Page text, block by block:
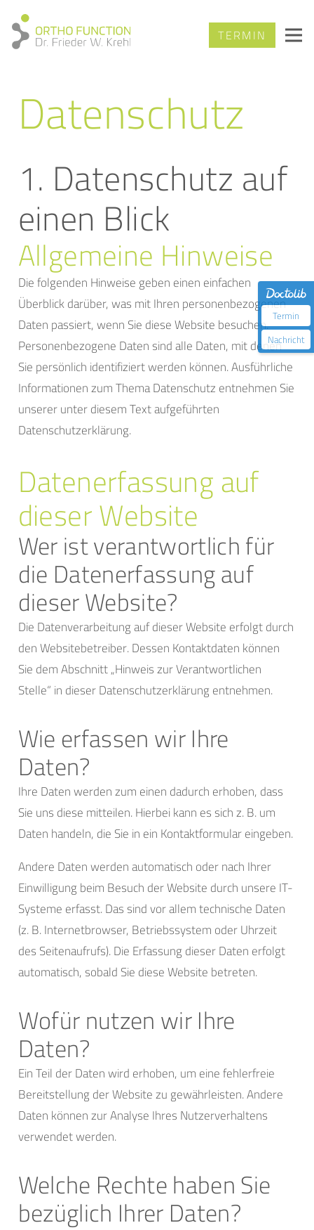
TERMIN
Datenschutz
1. Datenschutz auf
einen Blick
Allgemeine Hinweise
Die folgenden Hinweise geben einen einfachen
Überblick darüber, was mit Ihren personenbezogenen
Daten passiert, wenn Sie diese Website besuchen.
Personenbezogene Daten sind alle Daten, mit denen
Sie persönlich identifiziert werden können. Ausführliche
Informationen zum Thema Datenschutz entnehmen Sie
unserer unter diesem Text aufgeführten
Datenschutzerklärung.
Datenerfassung auf
dieser Website
Wer ist verantwortlich für
die Datenerfassung auf
dieser Website?
Die Datenverarbeitung auf dieser Website erfolgt durch
den Websitebetreiber. Dessen Kontaktdaten können
Sie dem Abschnitt „Hinweis zur Verantwortlichen
Stelle“ in dieser Datenschutzerklärung entnehmen.
Wie erfassen wir Ihre
Daten?
Ihre Daten werden zum einen dadurch erhoben, dass
Sie uns diese mitteilen. Hierbei kann es sich z. B. um
Daten handeln, die Sie in ein Kontaktformular eingeben.
Andere Daten werden automatisch oder nach Ihrer
Einwilligung beim Besuch der Website durch unsere IT-
Systeme erfasst. Das sind vor allem technische Daten
(z. B. Internetbrowser, Betriebssystem oder Uhrzeit
des Seitenaufrufs). Die Erfassung dieser Daten erfolgt
automatisch, sobald Sie diese Website betreten.
Wofür nutzen wir Ihre
Daten?
Ein Teil der Daten wird erhoben, um eine fehlerfreie
Bereitstellung der Website zu gewährleisten. Andere
Daten können zur Analyse Ihres Nutzerverhaltens
verwendet werden.
Welche Rechte haben Sie
bezüglich Ihrer Daten?
Termin
Nachricht